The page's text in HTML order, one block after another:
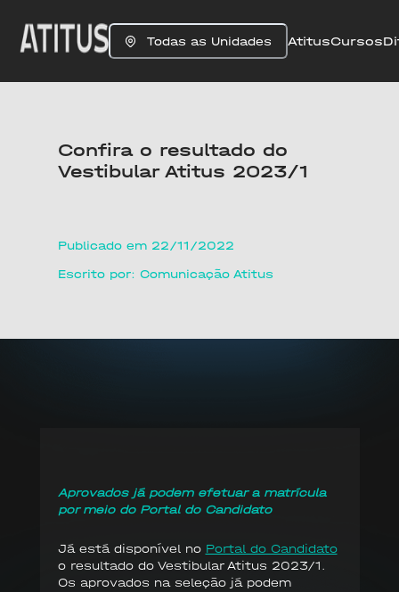
Todas as Unidades AtitusCursos
Confira o resultado do
Vestibular Atitus 2023/1
Publicado em 22/11/2022
Escrito por: Comunicação Atitus
Aprovados já podem efetuar a matrícula
por meio do Portal do Candidato
Já está disponível no Portal do Candidato
o resultado do Vestibular Atitus 2023/1.
Os aprovados na seleção já podem